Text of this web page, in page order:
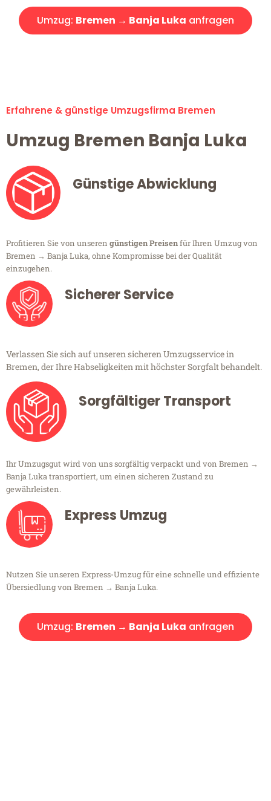
Umzug: Bremen → Banja Luka anfragen
Erfahrene & günstige Umzugsfirma Bremen
Umzug Bremen Banja Luka
Günstige Abwicklung
Profitieren Sie von unseren günstigen Preisenfür Ihren Umzug von
Bremen → Banja Luka, ohne Kompromisse bei der Qualität
einzugehen.
Sicherer Service
Verlassen Sie sich auf unseren sicheren Umzugsservice in
Bremen, der Ihre Habseligkeiten mit höchster Sorgfalt behandelt.
Sorgfältiger Transport
Ihr Umzugsgut wird von uns sorgfältig verpackt und von Bremen →
Banja Luka transportiert, um einen sicheren Zustand zu
gewährleisten.
Express Umzug
Nutzen Sie unseren Express-Umzug für eine schnelle und effiziente
Übersiedlung von Bremen → Banja Luka.
Umzug: Bremen → Banja Luka anfragen